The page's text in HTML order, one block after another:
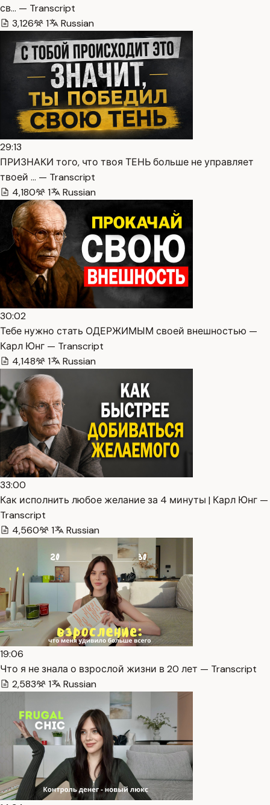
св… — Transcript
3,126
1 Russian
29:13
ПРИЗНАКИ того, что твоя ТЕНЬ больше не управляет
твоей … — Transcript
4,180
1 Russian
30:02
Тебе нужно стать ОДЕРЖИМЫМ своей внешностью —
Карл Юнг — Transcript
4,148
1 Russian
33:00
Как исполнить любое желание за 4 минуты | Карл Юнг —
Transcript
4,560
1 Russian
19:06
Что я не знала о взрослой жизни в 20 лет — Transcript
2,583
1 Russian